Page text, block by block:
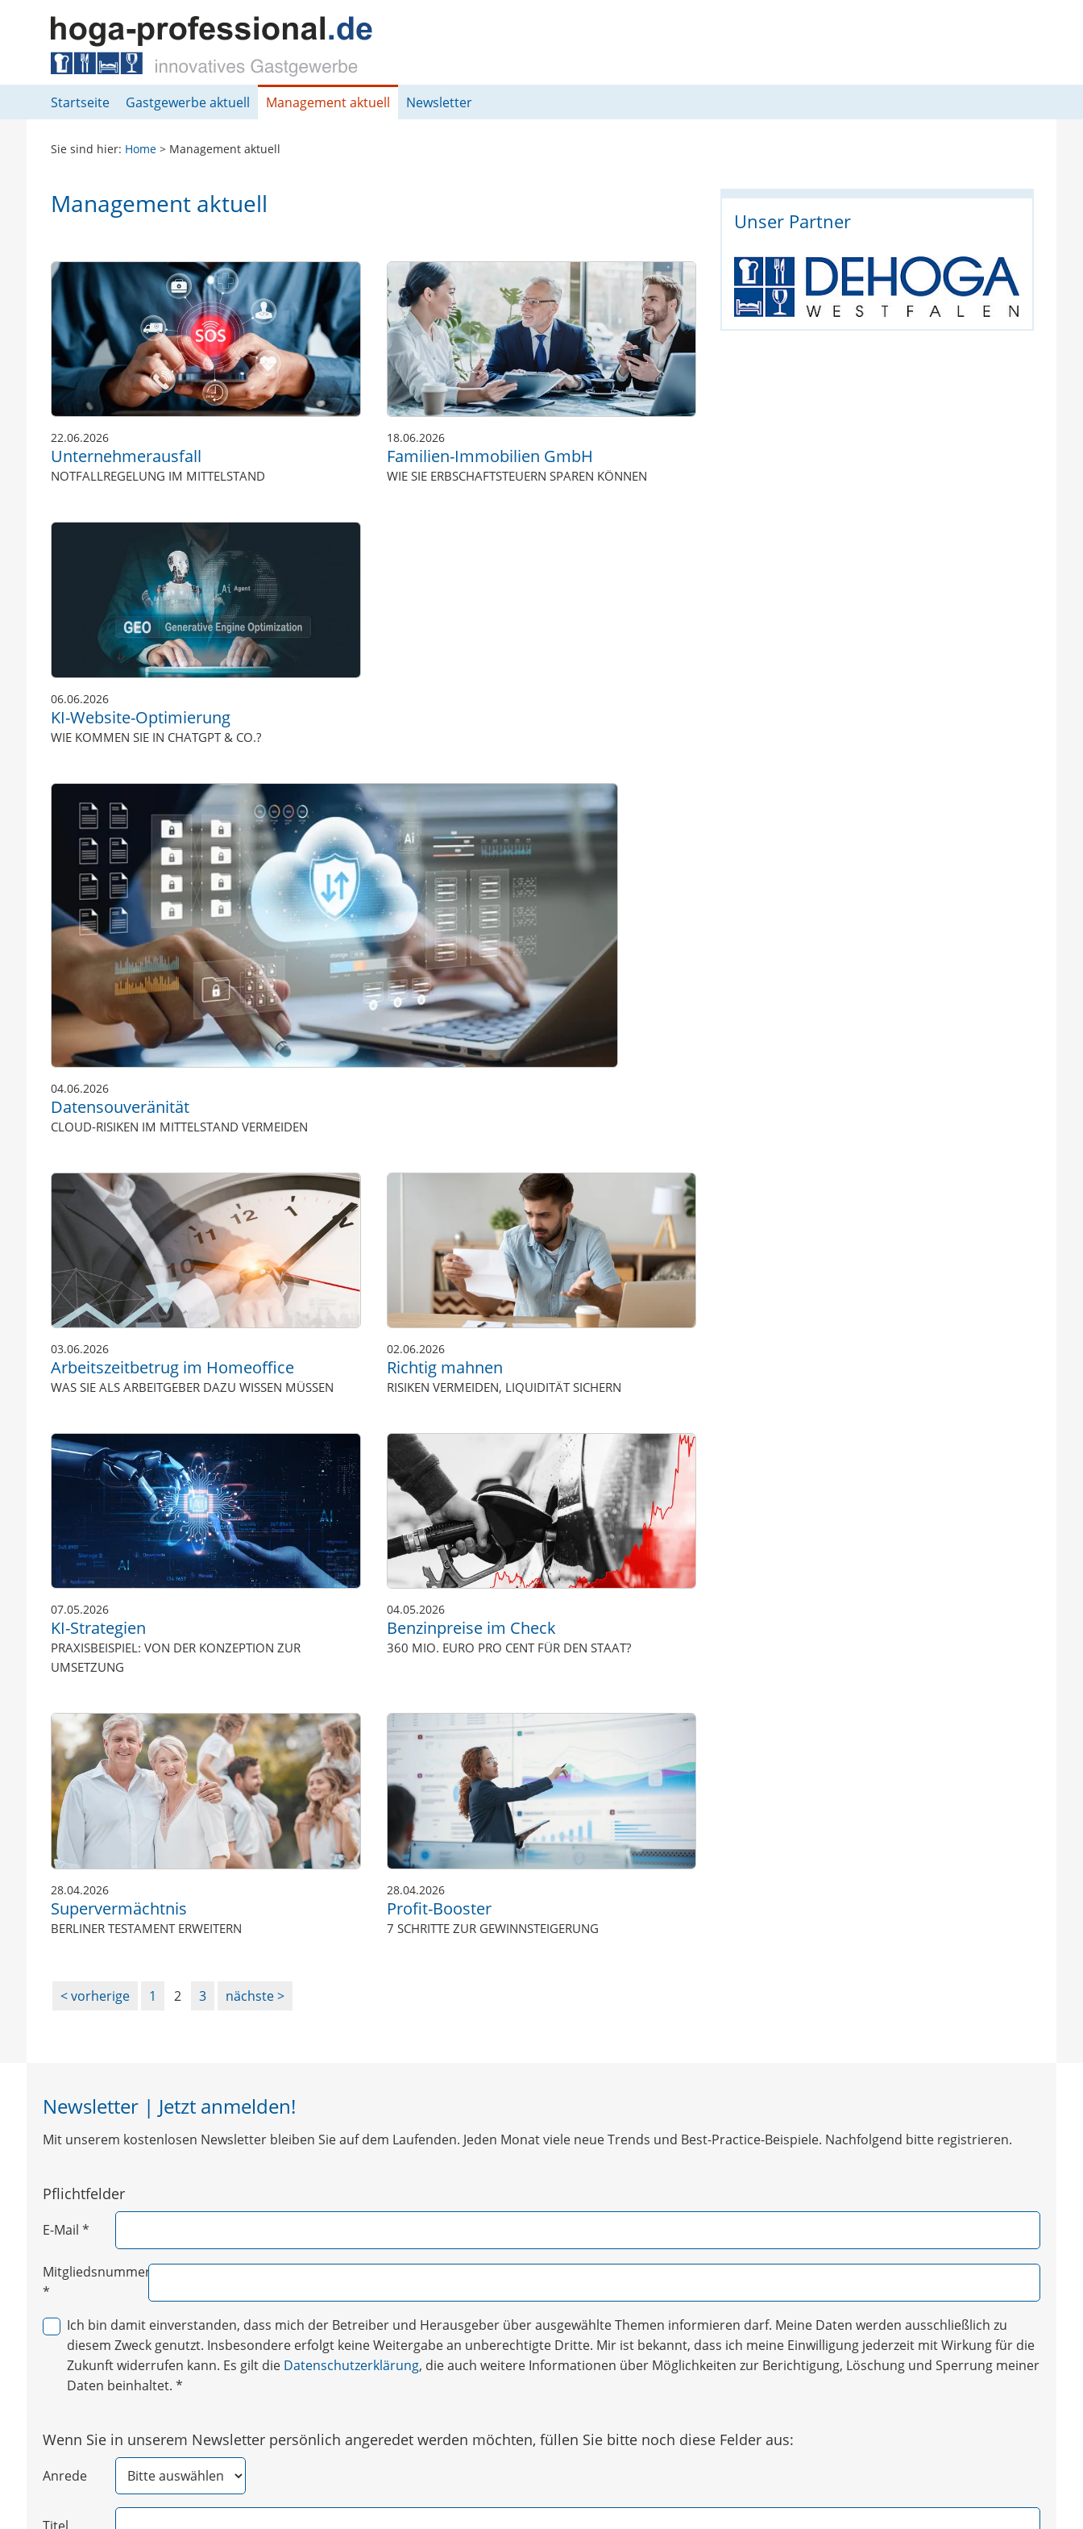
Hauptmenü
Inhalt
Fußzeile
Startseite
Gastgewerbe aktuell Management aktuell Newsletter
Sie sind hier: Home > Management aktuell
Management aktuell
22.06.2026
Unternehmerausfall
NOTFALLREGELUNG IM MITTELSTAND
18.06.2026
Familien-Immobilien GmbH
WIE SIE ERBSCHAFTSTEUERN SPAREN KÖNNEN
06.06.2026
KI-Website-Optimierung
WIE KOMMEN SIE IN CHATGPT & CO.?
04.06.2026
Datensouveränität
CLOUD-RISIKEN IM MITTELSTAND VERMEIDEN
03.06.2026
Arbeitszeitbetrug im Homeoffice
WAS SIE ALS ARBEITGEBER DAZU WISSEN MÜSSEN
02.06.2026
Richtig mahnen
RISIKEN VERMEIDEN, LIQUIDITÄT SICHERN
07.05.2026
KI-Strategien
PRAXISBEISPIEL: VON DER KONZEPTION ZUR
UMSETZUNG
04.05.2026
Benzinpreise im Check
360 MIO. EURO PRO CENT FÜR DEN STAAT?
28.04.2026
Supervermächtnis
BERLINER TESTAMENT ERWEITERN
28.04.2026
Profit-Booster
7 SCHRITTE ZUR GEWINNSTEIGERUNG
vorherige 1 2 3 nächste
Unser Partner
Newsletter | Jetzt anmelden!
Mit unserem kostenlosen Newsletter bleiben Sie auf dem Laufenden. Jeden Monat viele neue Trends und Best-Practice-Beispiele. Nachfolgend bitte registrieren.
Pflichtfelder
E-Mail *
Mitgliedsnummer
*
Ich bin damit einverstanden, dass mich der Betreiber und Herausgeber über ausgewählte Themen informieren darf. Meine Daten werden ausschließlich zu
diesem Zweck genutzt. Insbesondere erfolgt keine Weitergabe an unberechtigte Dritte. Mir ist bekannt, dass ich meine Einwilligung jederzeit mit Wirkung für die
Zukunft widerrufen kann. Es gilt die Datenschutzerklärung, die auch weitere Informationen über Möglichkeiten zur Berichtigung, Löschung und Sperrung meiner
Daten beinhaltet. *
Wenn Sie in unserem Newsletter persönlich angeredet werden möchten, füllen Sie bitte noch diese Felder aus:
Anrede